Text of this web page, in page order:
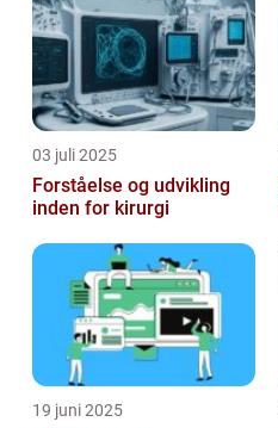
03 juli 2025
Forståelse og udvikling
inden for kirurgi
19 juni 2025